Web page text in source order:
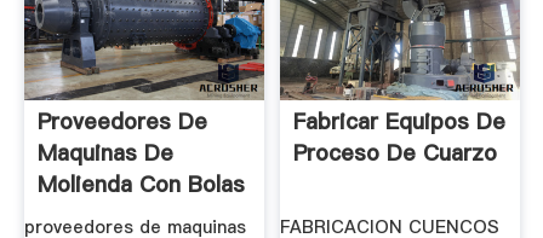
Proveedores De
Maquinas De
Molienda Con Bolas
proveedores de maquinas
Fabricar Equipos De
Proceso De Cuarzo
FABRICACION CUENCOS